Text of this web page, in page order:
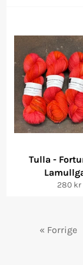
Tulla -
Vanlig
280 kr
« Forrige